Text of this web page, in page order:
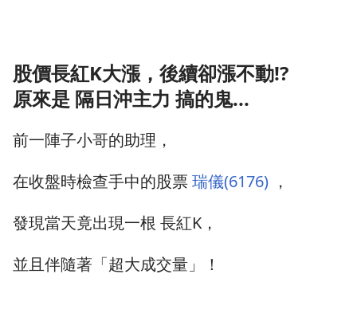
股價長紅K大漲，後續卻漲不動!?
原來是 隔日沖主力 搞的鬼...
前一陣子小哥的助理，
在收盤時檢查手中的股票瑞儀(6176) ，
發現當天竟出現一根 長紅K，
並且伴隨著「超大成交量」！